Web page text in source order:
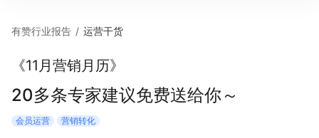
有赞说增长
私域日历
有赞说案例拆解 有赞专家说
有赞成功案例
有赞行业报告 / 运营干货
《11月营销月历》
20多条专家建议免费送给你～
会员运营 营销转化